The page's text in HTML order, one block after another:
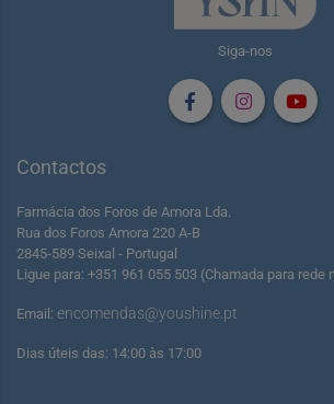
Siga-nos
Contactos
Farmácia dos Foros de Amora Lda.
Rua dos Foros Amora 220 A-B
2845-589 Seixal - Portugal
Ligue para: +351 961 055 503 (Chamada para rede
Email: encomendas@youshine.pt
Dias úteis das: 14:00 às 17:00